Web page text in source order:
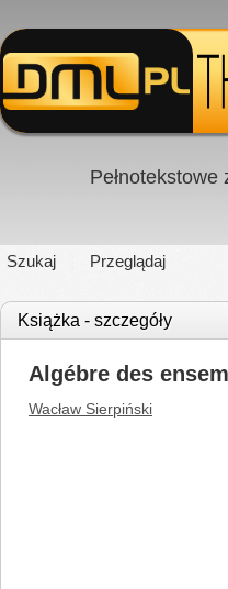
Szukaj Przeglądaj
Książka - szczegóły
Algébre des
Wacław Sierpiński